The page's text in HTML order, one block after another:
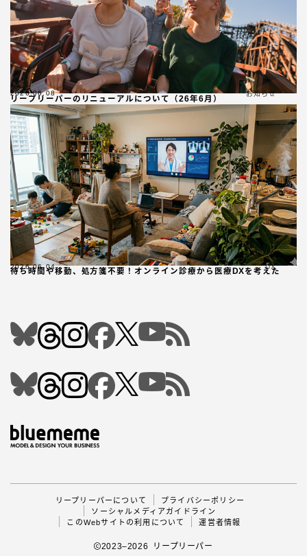
リープリーパーのリニューアルについて（26年6月）
2026.06.08 お知らせ
待ち時間や移動、処方箋不要！オンライン診療から医療DXを考えた
2026.06.04 DX
リープリーパーについて
プライバシーポリシー
ソーシャルメディアガイドライン
このWebサイトの利用について
運営者情報
2023–2026 リープリーパー